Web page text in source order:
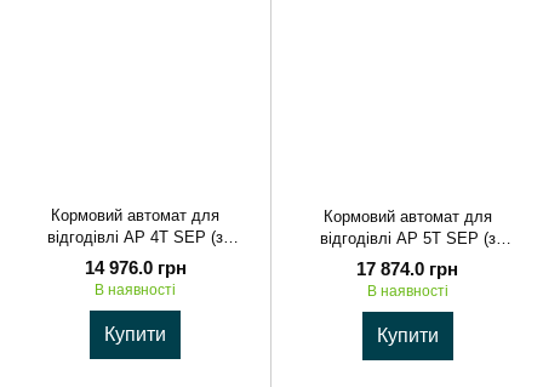
Кормовий автомат для
відгодівлі AP 4T SEP (з
розділювачами)
14 976.0 грн
В наявності
Купити
Кормовий автомат для
відгодівлі AP 5T SEP (з
розділювачами)
17 874.0 грн
В наявності
Купити